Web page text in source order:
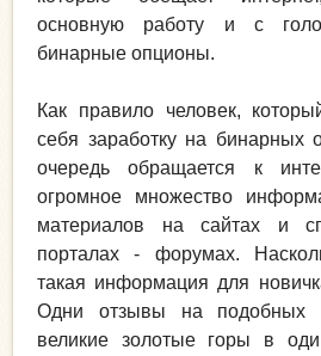
основную работу и с
бинарные опционы.
Как правило человек,
себя заработку на бинарных
очередь обращается к
огромное множество
материалов на сайтах и
порталах - форумах.
такая информация для
Одни отзывы на подобных
великие золотые горы в